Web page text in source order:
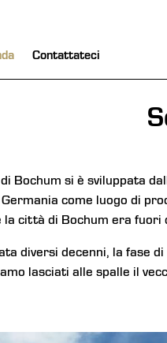
Contattateci
Bochum si è sviluppata
come luogo di
città di Bochum era fuori
diversi decenni, la fase
lasciati alle spalle il